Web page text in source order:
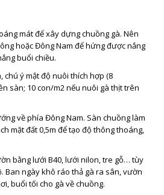
mát để xây dựng chuồng gà. Nên
hoặc Đông Nam để hứng được nắng
buổi chiều.
chú ý mật độ nuôi thích hợp (8
sàn; 10 con/m2 nếu nuôi gà thịt trên
về phía Đông Nam. Sàn chuồng làm
mặt đất 0,5m để tạo độ thông thoáng,
bằng lưới B40, lưới nilon, tre gỗ… tùy
Ban ngày khô ráo thả gà ra sân, vườn
buổi tối cho gà về chuồng.